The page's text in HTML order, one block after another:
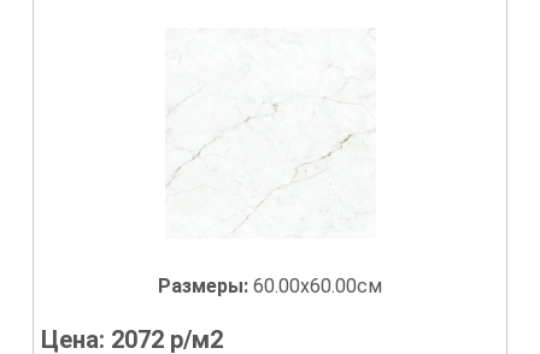
Размеры: 60.00x60.00см
Цена: 2072 р/м2